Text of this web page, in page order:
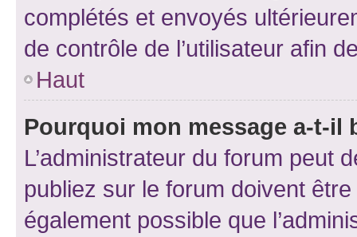
complétés et envoyés
de contrôle de l’utilisateur afin
Haut
Pourquoi mon message a-t-il
L’administrateur du forum peut
publiez sur le forum doivent
également possible que